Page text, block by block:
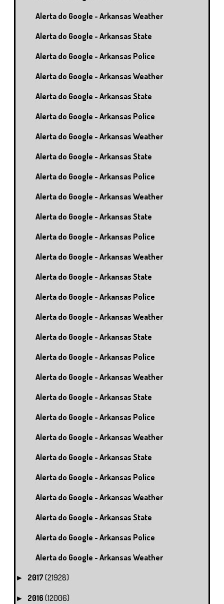
Alerta do Google - Arkansas Weather
Alerta do Google - Arkansas State
Alerta do Google - Arkansas Police
Alerta do Google - Arkansas Weather
Alerta do Google - Arkansas State
Alerta do Google - Arkansas Police
Alerta do Google - Arkansas Weather
Alerta do Google - Arkansas State
Alerta do Google - Arkansas Police
Alerta do Google - Arkansas Weather
Alerta do Google - Arkansas State
Alerta do Google - Arkansas Police
Alerta do Google - Arkansas Weather
Alerta do Google - Arkansas State
Alerta do Google - Arkansas Police
Alerta do Google - Arkansas Weather
Alerta do Google - Arkansas State
Alerta do Google - Arkansas Police
Alerta do Google - Arkansas Weather
Alerta do Google - Arkansas State
Alerta do Google - Arkansas Police
Alerta do Google - Arkansas Weather
Alerta do Google - Arkansas State
Alerta do Google - Arkansas Police
Alerta do Google - Arkansas Weather
Alerta do Google - Arkansas State
Alerta do Google - Arkansas Police
Alerta do Google - Arkansas Weather
► 2017 (21928)
► 2016 (12006)